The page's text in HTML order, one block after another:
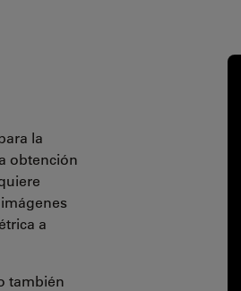
la
obtención
a
también